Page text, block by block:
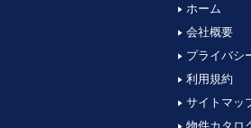
ホーム
会社概要
プライバシ
利用規約
サイトマッ